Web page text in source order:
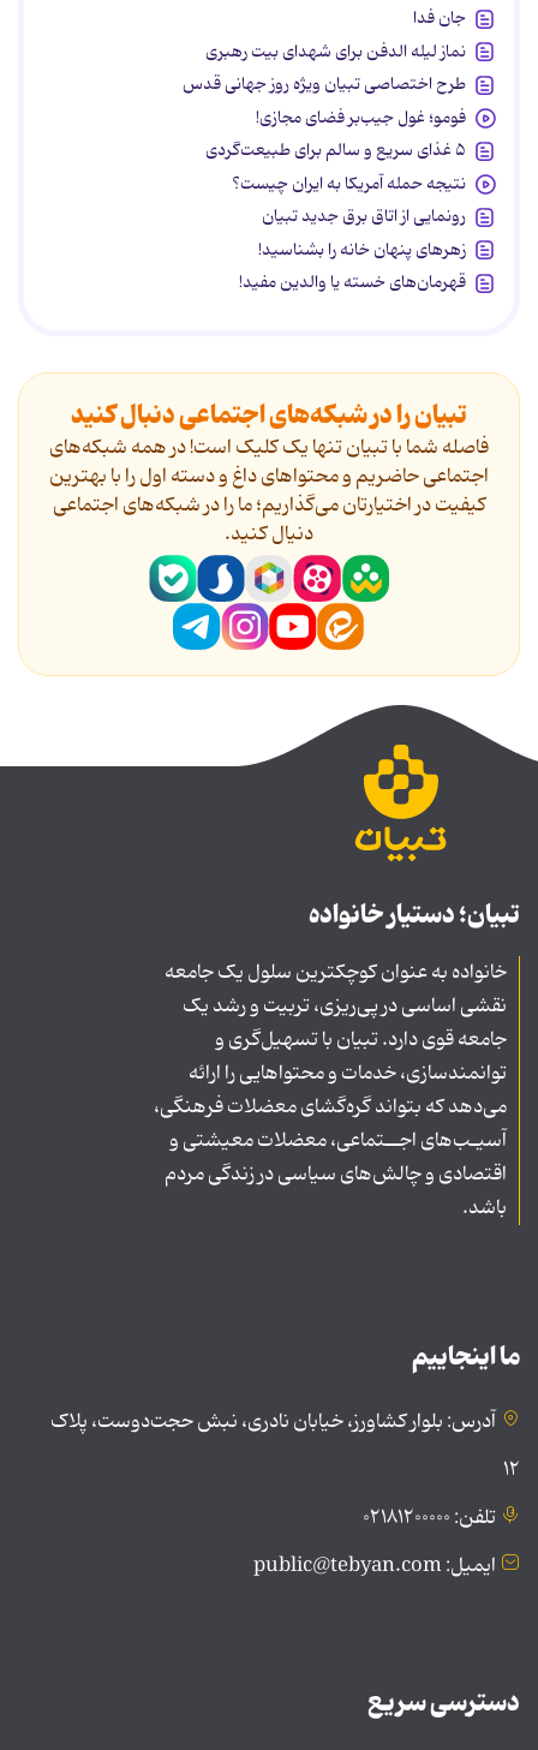
جان فدا
نماز لیله الدفن برای شهدای بیت رهبری
طرح اختصاصی تبیان ویژه روز جهانی قدس
فومو؛ غول جیب‌بر فضای مجازی!
۵ غذای سریع و سالم برای طبیعت‌گردی
نتیجه حمله آمریکا به ایران چیست؟
رونمایی از اتاق برق جدید تبیان
زهرهای پنهان خانه را بشناسید!
قهرمان‌های خسته یا والدین مفید!
تبیان را در شبکه‌های اجتماعی دنبال کنید
فاصله شما با تبیان تنها یک کلیک است! در همه شبکه‌های
اجتماعی حاضریم و محتواهای داغ و دسته اول را با بهترین
کیفیت در اختیارتان می‌گذاریم؛ ما را در شبکه‌های اجتماعی
دنیال کنید.
تبیان؛ دستیار خانواده
خانواده به عنوان کوچکترین سلول یک جامعه
نقشی اساسی در پی‌ریزی، تربیت و رشد یک
جامعه قوی دارد. تبیان با تسهیل‌گری و
توانمندسازی، خدمات و محتواهایی را ارائه
می‌دهد که بتواند گره‌گشای معضلات فرهنگی،
آسیـب‌های اجــتماعی، معضلات معیشتی و
اقتصادی و چالش‌های سیاسی در زندگی مردم
باشد.
ما اینجاییم
آدرس: بلوار کشاورز، خیابان نادری، نبش حجت‌دوست، پلاک
۱۲
تلفن: ۰۲۱۸۱۲۰۰۰۰۰
ایمیل: public@tebyan.com
دسترسی سریع